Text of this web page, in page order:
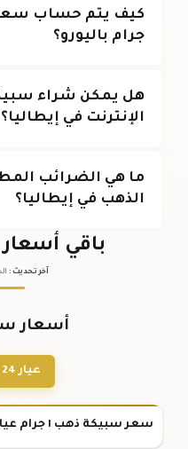
جرام باليورو؟
الإنترنت في إيطاليا؟
ما هي الضرائب
الذهب في إيطاليا؟
باقي
آخر تحديث :
أسعار
عيار 24
سعر سبيكة ذهب ١ جرام عيار ٢٤